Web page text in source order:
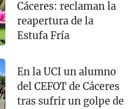
Cáceres: reclaman la
reapertura de la
Estufa Fría
En la UCI un alumno
del CEFOT de Cáceres
tras sufrir un golpe de